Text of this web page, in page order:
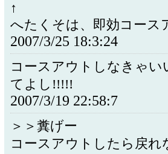
↑
へたくそは、即効コース
2007/3/25 18:3:24
コースアウトしなきゃい
てよし!!!!!
2007/3/19 22:58:7
＞＞糞げー
コースアウトしたら戻れ